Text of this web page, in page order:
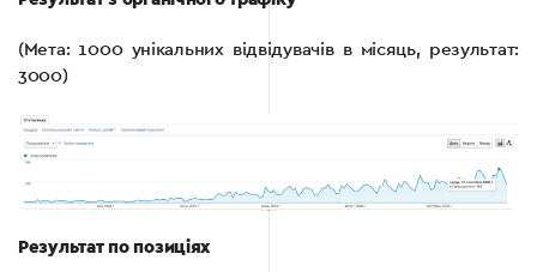
(Мета: 1000 унікальних відвідувачів в місяць, результат:
3000)
Результат по позиціях